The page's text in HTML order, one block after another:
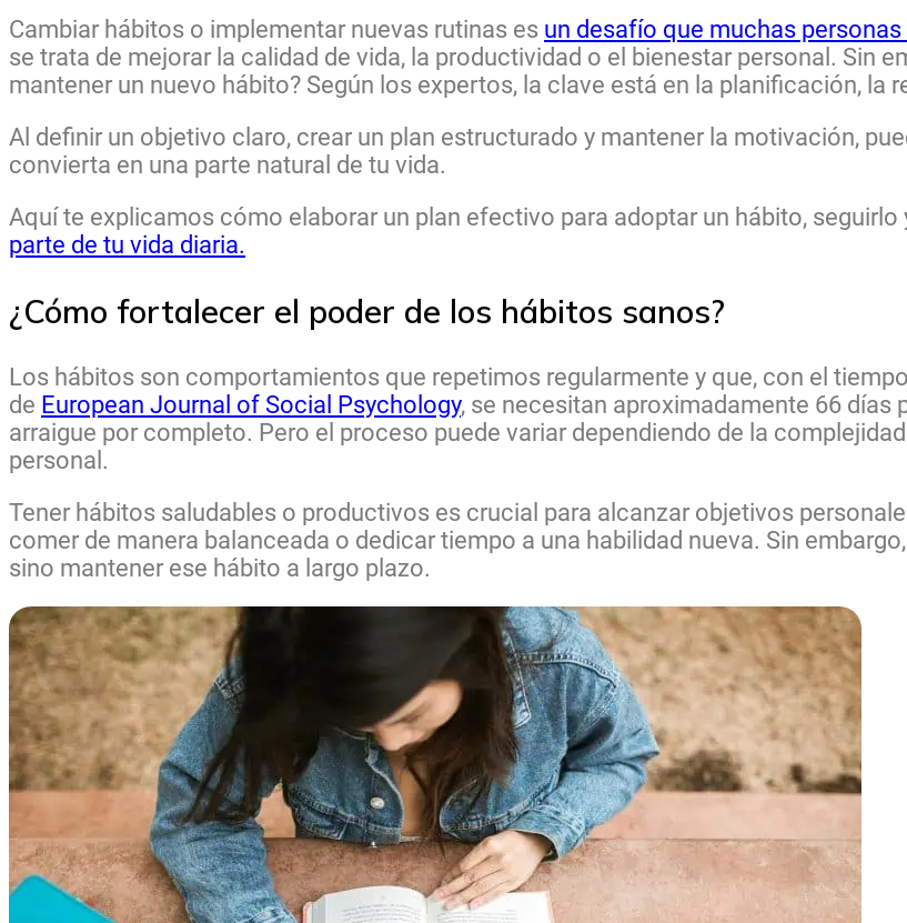
Cambiar hábitos o implementar nuevas rutinas es un desafío que muchas
se trata de mejorar la calidad de vida, la productividad o el bienestar personal. Sin
mantener un nuevo hábito? Según los expertos, la clave está en la planificación, la
Al definir un objetivo claro, crear un plan estructurado y mantener la motivación,
convierta en una parte natural de tu vida.
Aquí te explicamos cómo elaborar un plan efectivo para adoptar un hábito,
parte de tu vida diaria.
¿Cómo fortalecer el poder de los hábitos sanos?
Los hábitos son comportamientos que repetimos regularmente y que, con el
de European Journal of Social Psychology, se necesitan aproximadamente 66 días
arraigue por completo. Pero el proceso puede variar dependiendo de la
personal.
Tener hábitos saludables o productivos es crucial para alcanzar objetivos
comer de manera balanceada o dedicar tiempo a una habilidad nueva. Sin
sino mantener ese hábito a largo plazo.